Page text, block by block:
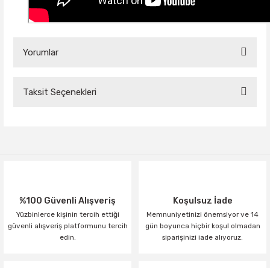
Yorumlar
Taksit Seçenekleri
%100 Güvenli Alışveriş
Yüzbinlerce kişinin tercih ettiği
güvenli alışveriş platformunu tercih
edin.
Koşulsuz İade
Memnuniyetinizi önemsiyor ve 14
gün boyunca hiçbir koşul olmadan
siparişinizi iade alıyoruz.